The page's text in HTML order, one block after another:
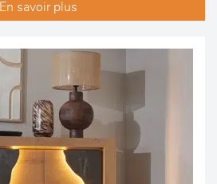
En savoir plus